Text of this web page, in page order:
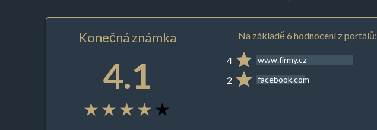
Konečná známka
4.1
Na základě 6 hodnocení z portálů:
4 www.firmy.cz
2 facebook.com